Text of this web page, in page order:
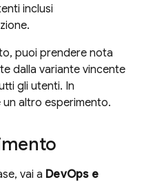
inclusi
puoi prendere nota
dalla variante vincente
gli utenti. In
altro esperimento.
, vai a DevOps e